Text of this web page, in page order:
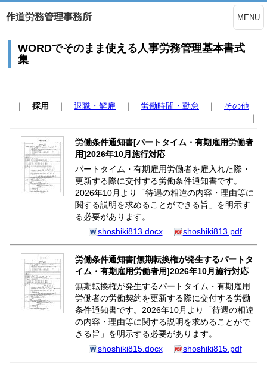
作道労務管理事務所 MENU
WORDでそのまま使える人事労務管理基本書式
集
｜ 採用 ｜ 退職・解雇 ｜ 労働時間・勤怠 ｜ その他
｜
労働条件通知書[パートタイム・有期雇用労働者
用]2026年10月施行対応
パートタイム・有期雇用労働者を雇入れた際・
更新する際に交付する労働条件通知書です。
2026年10月より「待遇の相違の内容・理由等に
関する説明を求めることができる旨」を明示す
る必要があります。
shoshiki813.docx
shoshiki813.pdf
労働条件通知書[無期転換権が発生するパートタ
イム・有期雇用労働者用]2026年10月施行対応
無期転換権が発生するパートタイム・有期雇用
労働者の労働契約を更新する際に交付する労働
条件通知書です。2026年10月より「待遇の相違
の内容・理由等に関する説明を求めることがで
きる旨」を明示する必要があります。
shoshiki815.docx
shoshiki815.pdf